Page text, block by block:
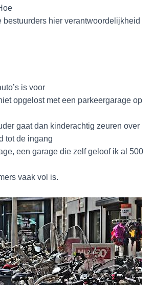
bestuurders hier verantwoordelijkheid
is voor
opgelost met een parkeergarage op
gaat dan kinderachtig zeuren over
tot de ingang
een garage die zelf geloof ik al 500
vaak vol is.